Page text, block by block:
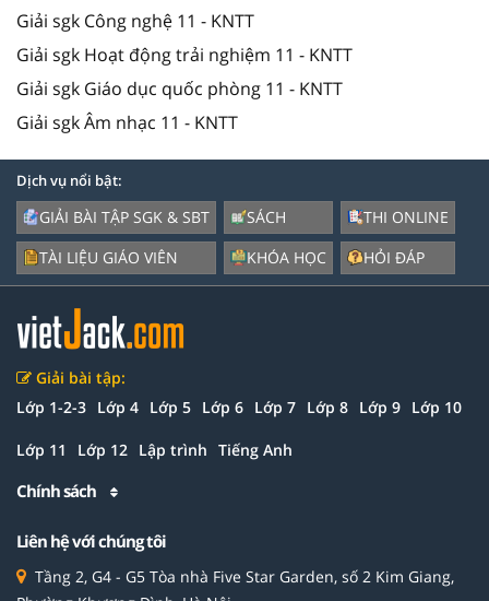
Giải sgk Công nghệ 11 - KNTT
Giải sgk Hoạt động trải nghiệm 11 - KNTT
Giải sgk Giáo dục quốc phòng 11 - KNTT
Giải sgk Âm nhạc 11 - KNTT
Dịch vụ nổi bật:
GIẢI BÀI TẬP SGK & SBT
TÀI LIỆU GIÁO VIÊN
SÁCH
KHÓA HỌC
THI ONLINE
HỎI ĐÁP
Giải bài tập:
Lớp 1-2-3 Lớp 4 Lớp 5 Lớp 6 Lớp 7 Lớp 8 Lớp 9 Lớp 10
Lớp 11 Lớp 12 Lập trình Tiếng Anh
Chính sách
Liên hệ với chúng tôi
Tầng 2, G4 - G5 Tòa nhà Five Star Garden, số 2 Kim Giang,